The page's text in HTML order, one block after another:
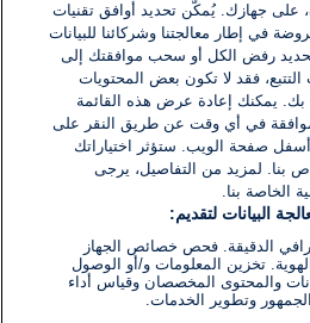
...
على جهازك. يُمكّن تحديد أوافق تقنيات
في إطار معالجتنا وشركائنا للبيانات
رفض الكل أو سحب موافقتك إلى
فقد لا تكون بعض المحتويات
بك. يمكنك إعادة عرض هذه القائمة
في أي وقت عن طريق النقر على
أسفل صفحة الويب. ستؤثر اختياراتك
بنا. لمزيد من التفاصيل، يرجى
الخاصة بنا.
البيانات لتقديم:
الدقيقة. فحص خصائص الجهاز
تخزين المعلومات و/أو الوصول
والمحتوى المخصصان وقياس أداء
وتطوير الخدمات.